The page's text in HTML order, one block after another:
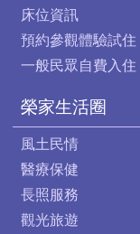
床位資訊
預約參觀體驗試住
一般民眾自費入住
榮家生活圈
風土民情
醫療保健
長照服務
觀光旅遊